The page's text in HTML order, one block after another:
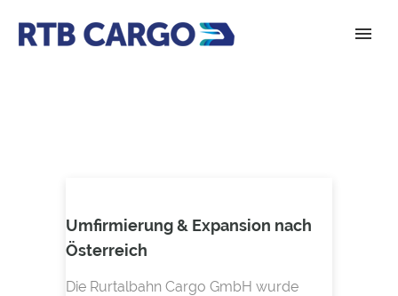
Umfirmierung & Expansion nach
Österreich
Die Rurtalbahn Cargo GmbH wurde